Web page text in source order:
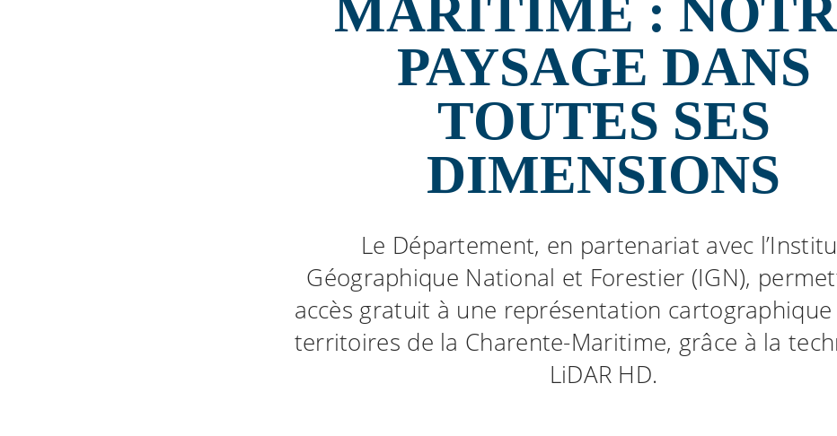
MARITIME :
PAYSAGE DANS
TOUTES SES
DIMENSIONS
Le Département, en partenariat avec
Géographique National et Forestier (IGN),
accès gratuit à une représentation cartographique
territoires de la Charente-Maritime, grâce à la
LiDAR HD.